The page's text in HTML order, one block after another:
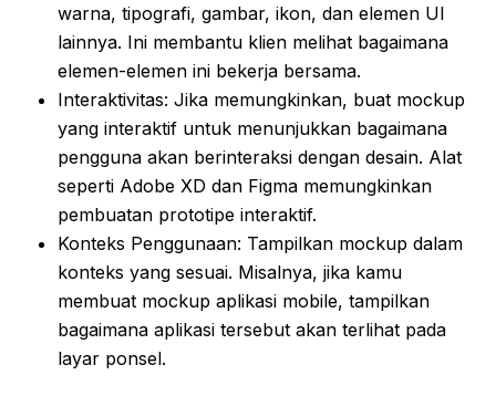
warna, tipografi, gambar, ikon, dan elemen UI
lainnya. Ini membantu klien melihat bagaimana
elemen-elemen ini bekerja bersama.
Interaktivitas: Jika memungkinkan, buat mockup
yang interaktif untuk menunjukkan bagaimana
pengguna akan berinteraksi dengan desain. Alat
seperti Adobe XD dan Figma memungkinkan
pembuatan prototipe interaktif.
Konteks Penggunaan: Tampilkan mockup dalam
konteks yang sesuai. Misalnya, jika kamu
membuat mockup aplikasi mobile, tampilkan
bagaimana aplikasi tersebut akan terlihat pada
layar ponsel.